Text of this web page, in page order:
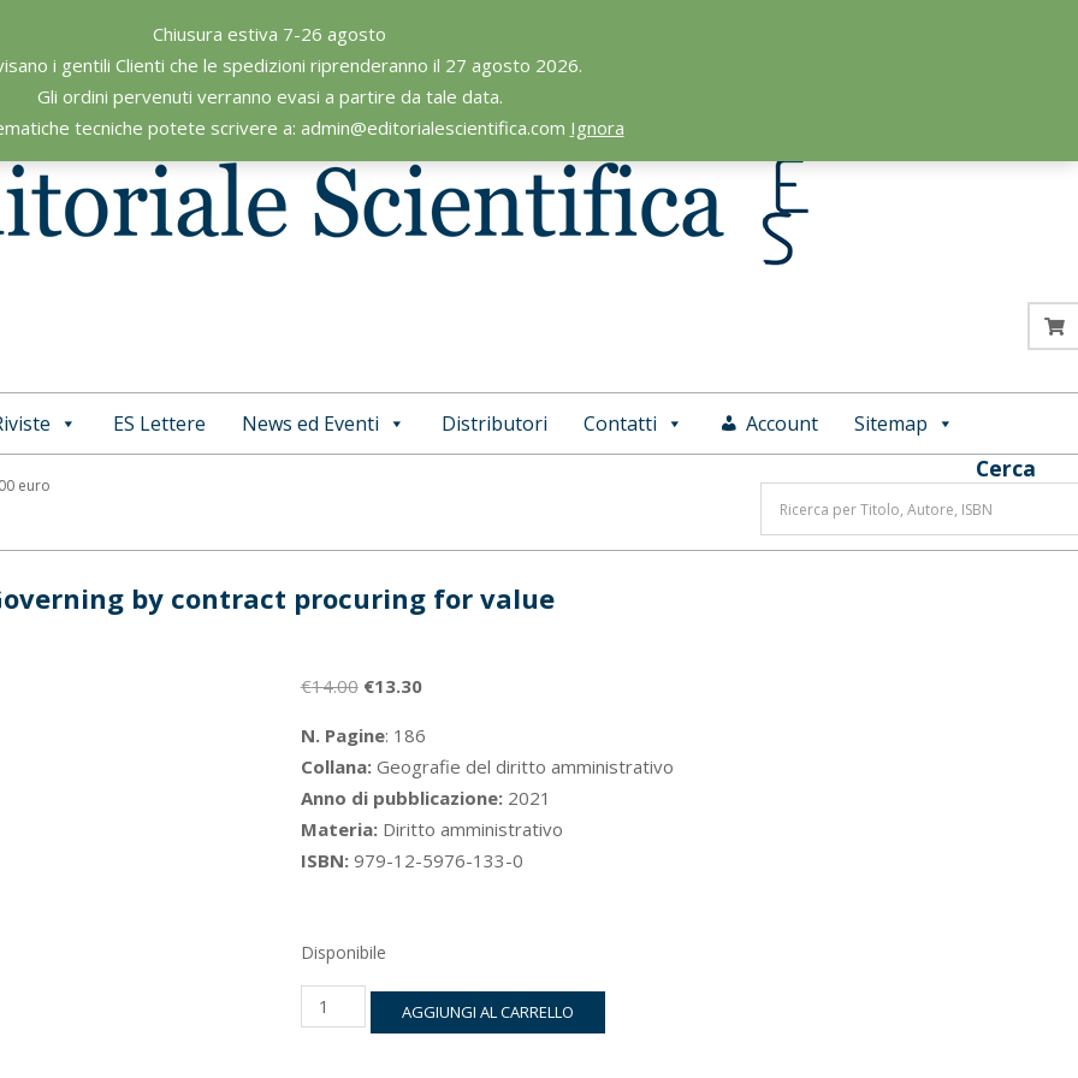
Chiusura estiva 7-26 agosto
i gentili Clienti che le spedizioni riprenderanno il 27 agosto 2026.
Gli ordini pervenuti verranno evasi a partire da tale data.
tecniche potete scrivere a: admin@editorialescientifica.com Ignora
Primary
ES Lettere News ed Eventi Distributori Contatti Account Sitemap
euro
Cerca
by contract procuring for value
€14.00 Il
originale
era:
€14.00.
€13.30Il
attuale
è:
€13.30.
N. Pagine: 186
Collana:Geografie del diritto amministrativo
Anno di pubblicazione:2021
Materia:Diritto amministrativo
ISBN:979-12-5976-133-0
Disponibile
Governing
by
AGGIUNGI AL CARRELLO